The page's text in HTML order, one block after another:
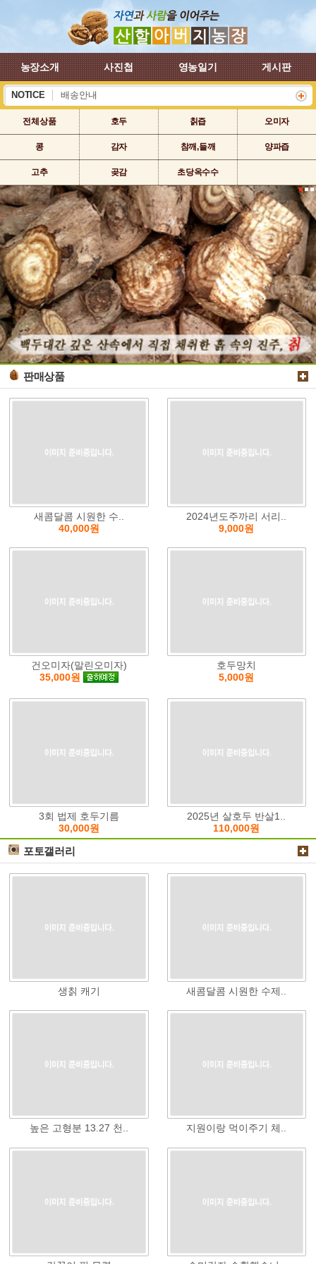
농장소개 사진첩 영농일기 게시판
NOTICE
하계 휴가 배송안내
배송안내
전체상품 호두 칡즙 오미자
콩 감자 참깨,들깨 양파즙
고추 곶감 초당옥수수
판매상품
새콤달콤 시원한 수..
40,000원
2024년도주까리 서리..
9,000원
건오미자(말린오미자)
35,000원
호두망치
5,000원
3회 법제 호두기름
30,000원
2025년 살호두 반살1..
110,000원
포토갤러리
생칡 캐기 새콤달콤 시원한 수제..
높은 고형분 13.27 천.. 지원이랑 먹이주기 체..